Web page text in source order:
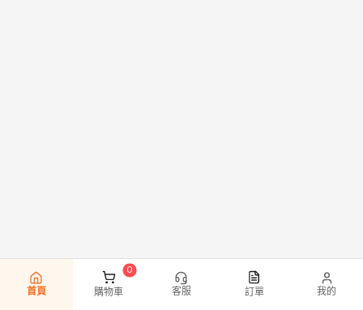
首頁 購物車 客服 訂單 我的